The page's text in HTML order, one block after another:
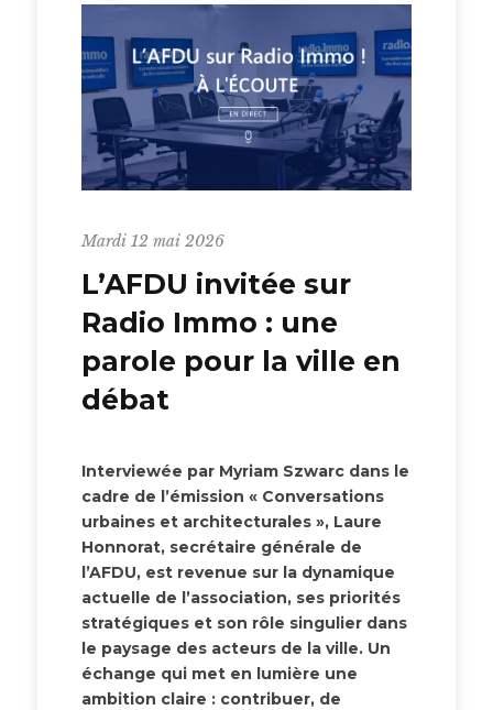
Mardi 12 mai 2026
L’AFDU invitée sur
Radio Immo : une
parole pour la ville en
débat
Interviewée par Myriam Szwarc dans le
cadre de l’émission « Conversations
urbaines et architecturales », Laure
Honnorat, secrétaire générale de
l’AFDU, est revenue sur la dynamique
actuelle de l’association, ses priorités
stratégiques et son rôle singulier dans
le paysage des acteurs de la ville. Un
échange qui met en lumière une
ambition claire : contribuer, de